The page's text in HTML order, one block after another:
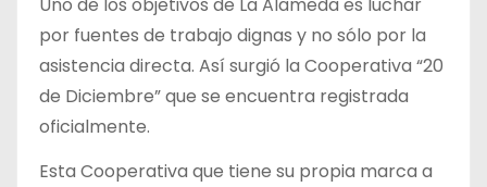
Uno de los objetivos de La Alameda es luchar
por fuentes de trabajo dignas y no sólo por la
asistencia directa. Así surgió la Cooperativa “20
de Diciembre” que se encuentra registrada
oficialmente.
Esta Cooperativa que tiene su propia marca a